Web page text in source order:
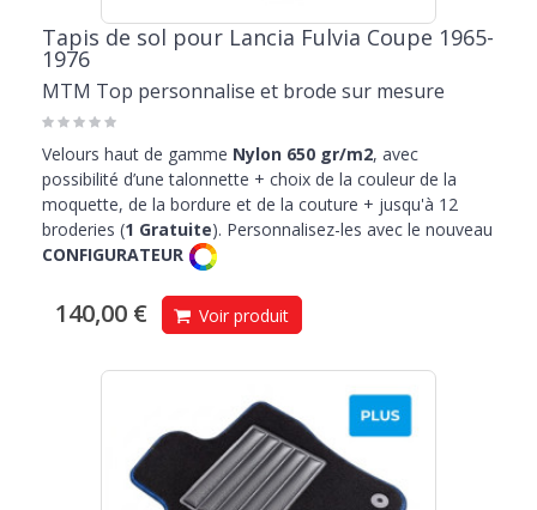
Tapis de sol pour Lancia Fulvia Coupe 1965-
1976
MTM Top personnalise et brode sur mesure
Velours haut de gamme Nylon 650 gr/m2, avec
possibilité d’une talonnette + choix de la couleur de la
moquette, de la bordure et de la couture + jusqu'à 12
broderies (1 Gratuite). Personnalisez-les avec le nouveau
CONFIGURATEUR
140,00 € Voir produit